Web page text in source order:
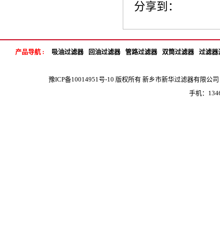
分享到：
产品导航 : 吸油过滤器 回油过滤器 管路过滤器 双筒过滤器 过滤器
豫ICP备10014951号-10 版权所有 新乡市新华过滤器有限公
手机：